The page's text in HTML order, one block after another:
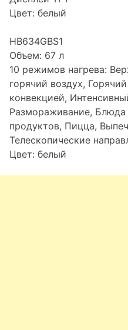
Цвет: белый
HB634GBS1
Объем: 67 л
10 режимов нагрева:
горячий воздух,
конвекцией,
Размораживание,
продуктов, Пицца,
Телескопические
Цвет: белый